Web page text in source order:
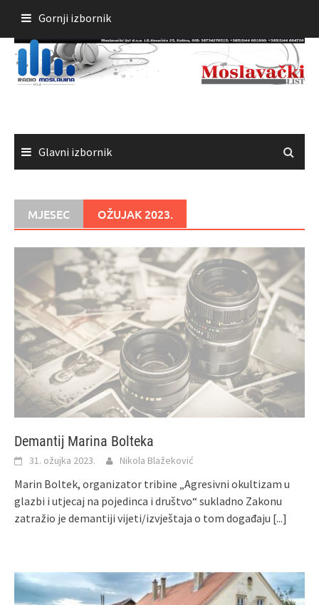
sadržaja
Gornji izbornik
Glavni izbornik
MJESEC OŽUJAK 2023.
Demantij Marina Bolteka
31. ožujka 2023. Nikola Blažeković
Marin Boltek, organizator tribine „Agresivni okultizam u
glazbi i utjecaj na pojedinca i društvo“ sukladno Zakonu
zatražio je demantiji vijeti/izvještaja o tom događaju [...]